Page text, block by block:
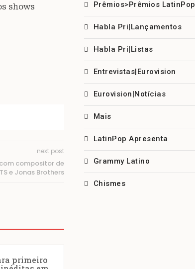
shows
next post
compositor de
e Jonas Brothers
primeiro
Prêmios>Prêmios LatinPop
Habla Pri|Lançamentos
Habla Pri|Listas
Entrevistas|Eurovision
Eurovision|Notícias
Mais
LatinPop Apresenta
Grammy Latino
Chismes